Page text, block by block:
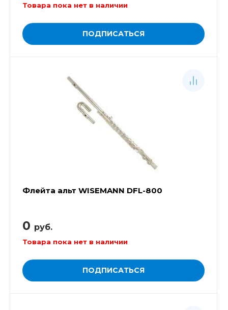
Товара пока нет в наличии
ПОДПИСАТЬСЯ
Флейта альт WISEMANN DFL-800
0 руб.
Товара пока нет в наличии
ПОДПИСАТЬСЯ